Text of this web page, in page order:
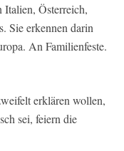
Italien, Österreich,
Sie erkennen darin
An Familienfeste.
erklären wollen,
sei, feiern die